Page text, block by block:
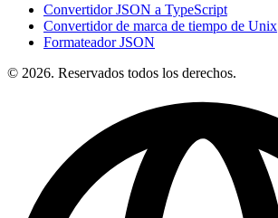
Convertidor JSON a TypeScript
Convertidor de marca de tiempo de Unix
Formateador JSON
© 2026. Reservados todos los derechos.